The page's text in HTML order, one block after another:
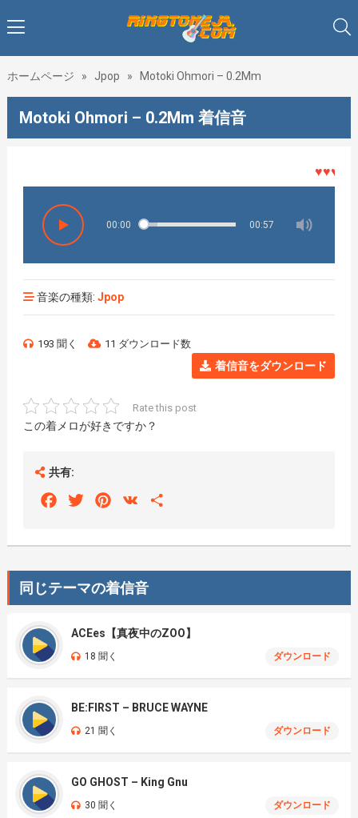
ホームページ » Jpop » Motoki Ohmori – 0.2Mm
Motoki Ohmori – 0.2Mm 着信音
♥♥♥着メ
00:00 00:57
音楽の種類: Jpop
193 聞く 11 ダウンロード数
着信音をダウンロード
Rate this post
この着メロが好きですか？
共有:
FacebookTwitterPinterest
VK
同じテーマの着信音
ACEes【真夜中のZOO】
18 聞く ダウンロード
BE:FIRST – BRUCE WAYNE
21 聞く ダウンロード
GO GHOST – King Gnu
30 聞く ダウンロード